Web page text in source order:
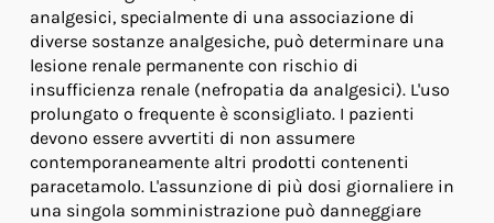
analgesici, specialmente di una associazione di
diverse sostanze analgesiche, può determinare una
lesione renale permanente con rischio di
insufficienza renale (nefropatia da analgesici). L'uso
prolungato o frequente è sconsigliato. I pazienti
devono essere avvertiti di non assumere
contemporaneamente altri prodotti contenenti
paracetamolo. L'assunzione di più dosi giornaliere in
una singola somministrazione può danneggiare